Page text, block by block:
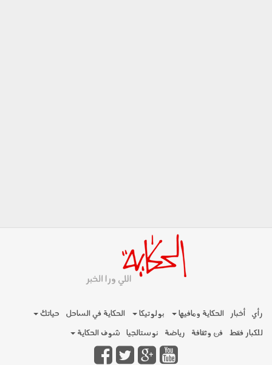
رأي أخبار الحكاية ومافيها بولوتيكا الحكاية في الساحل
حياتك
للكبار فقط فن وثقافة رياضة نوستالجيا شوف الحكاية